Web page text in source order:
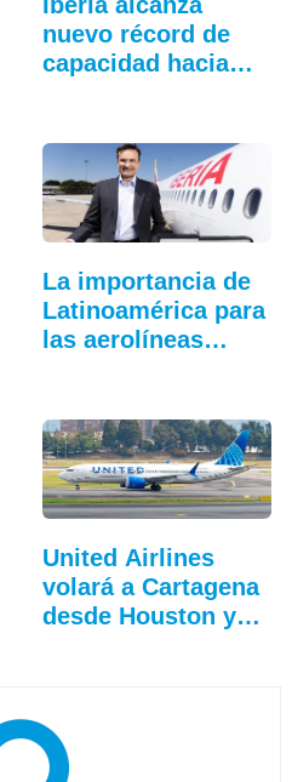
nuevo récord de
capacidad hacia
La importancia de
Latinoamérica para
las aerolíneas
United Airlines
volará a Cartagena
desde Houston y…